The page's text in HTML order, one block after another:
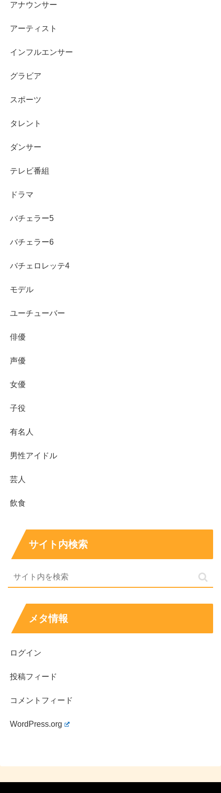
アナウンサー
アーティスト
インフルエンサー
グラビア
スポーツ
タレント
ダンサー
テレビ番組
ドラマ
バチェラー5
バチェラー6
バチェロレッテ4
モデル
ユーチューバー
俳優
声優
女優
子役
有名人
男性アイドル
芸人
飲食
サイト内検索
メタ情報
ログイン
投稿フィード
コメントフィード
WordPress.org